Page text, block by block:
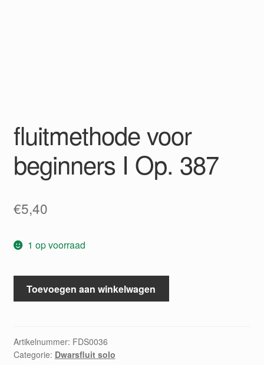
fluitmethode voor
beginners I Op. 387
€5,40
1 op voorraad
fluitmethode
voor
Op.
387
Toevoegen aan winkelwagen
Artikelnummer: FDS0036
Categorie: Dwarsfluit solo